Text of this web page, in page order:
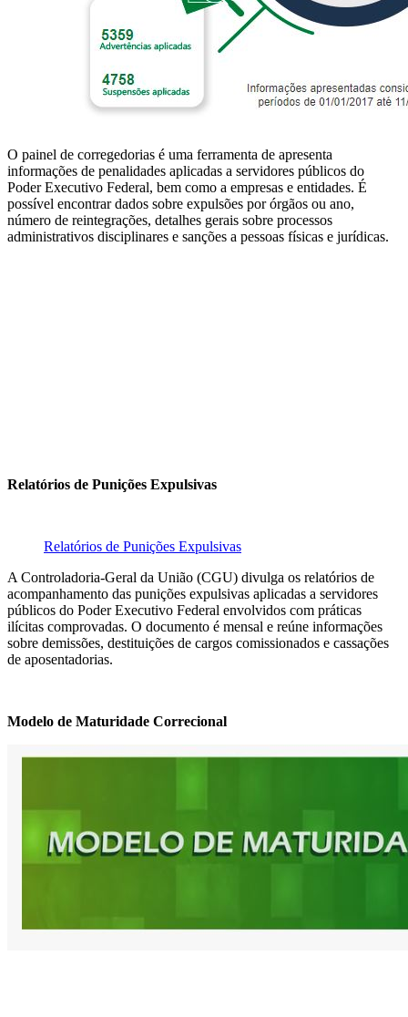
O painel de corregedorias é uma ferramenta de apresenta
informações de penalidades aplicadas a servidores públicos do
Poder Executivo Federal, bem como a empresas e entidades. É
possível encontrar dados sobre expulsões por órgãos ou ano,
número de reintegrações, detalhes gerais sobre processos
administrativos disciplinares e sanções a pessoas físicas e jurídicas.
Relatórios de Punições Expulsivas
Relatórios de Punições Expulsivas
A Controladoria-Geral da União (CGU) divulga os relatórios de
acompanhamento das punições expulsivas aplicadas a servidores
públicos do Poder Executivo Federal envolvidos com práticas
ilícitas comprovadas. O documento é mensal e reúne informações
sobre demissões, destituições de cargos comissionados e cassações
de aposentadorias.
Modelo de Maturidade Correcional